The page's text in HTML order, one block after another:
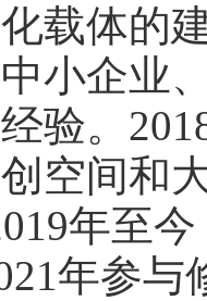
载体的
小企业
验。
空间和
年至
年参